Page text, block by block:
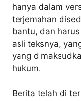
hanya dalam
terjemahan
bantu, dan
asli teksnya,
yang
hukum.
Berita telah di